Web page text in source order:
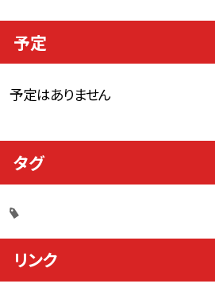
予定
予定はありません
タグ
リンク